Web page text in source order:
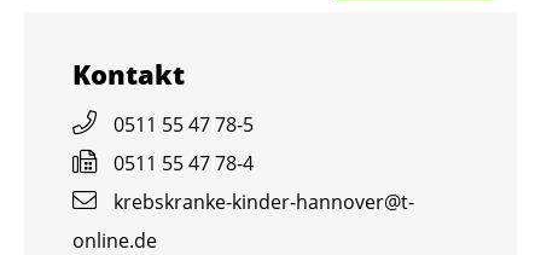
Kon­takt
0511 55 47 78-5
0511 55 47 78-4
krebs­kran­ke-kin­der-han­no­ver@​t-​
online.​de